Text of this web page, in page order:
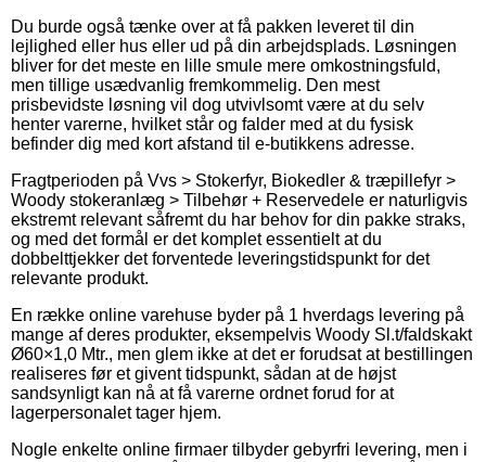
Du burde også tænke over at få pakken leveret til din
lejlighed eller hus eller ud på din arbejdsplads. Løsningen
bliver for det meste en lille smule mere omkostningsfuld,
men tillige usædvanlig fremkommelig. Den mest
prisbevidste løsning vil dog utvivlsomt være at du selv
henter varerne, hvilket står og falder med at du fysisk
befinder dig med kort afstand til e-butikkens adresse.
Fragtperioden på Vvs > Stokerfyr, Biokedler & træpillefyr >
Woody stokeranlæg > Tilbehør + Reservedele er naturligvis
ekstremt relevant såfremt du har behov for din pakke straks,
og med det formål er det komplet essentielt at du
dobbelttjekker det forventede leveringstidspunkt for det
relevante produkt.
En række online varehuse byder på 1 hverdags levering på
mange af deres produkter, eksempelvis Woody Sl.t/faldskakt
Ø60×1,0 Mtr., men glem ikke at det er forudsat at bestillingen
realiseres før et givent tidspunkt, sådan at de højst
sandsynligt kan nå at få varerne ordnet forud for at
lagerpersonalet tager hjem.
Nogle enkelte online firmaer tilbyder gebyrfri levering, men i